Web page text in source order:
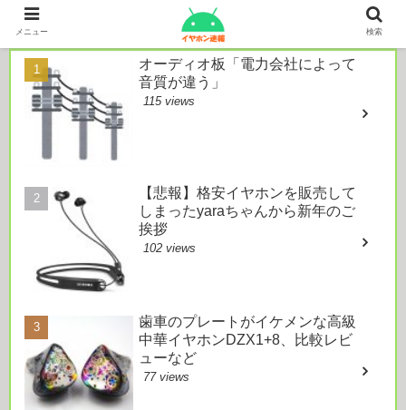
本日のおすすめ
オーディオ板「電力会社によって
音質が違う」
115 views
【悲報】格安イヤホンを販売して
しまったyaraちゃんから新年のご
挨拶
102 views
歯車のプレートがイケメンな高級
中華イヤホンDZX1+8、比較レビ
ューなど
77 views
メニュー 検索